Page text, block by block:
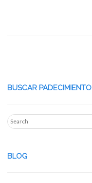
BUSCAR PADECIMIENTO
BLOG